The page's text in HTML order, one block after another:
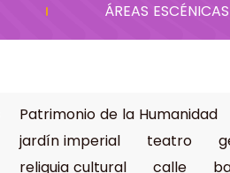
ÁREAS ESCÉNICAS
Patrimonio de la Humanidad
jardín imperial
teatro
reliquia cultural
calle